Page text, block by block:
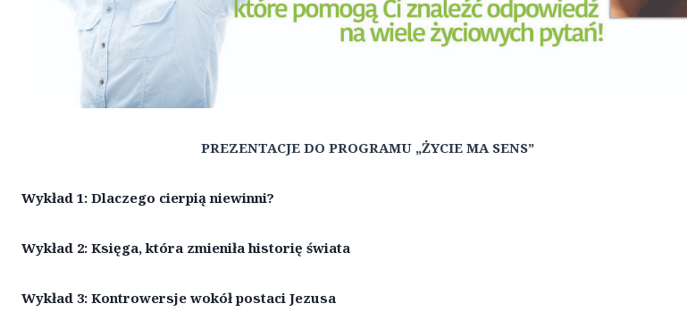
PREZENTACJE DO PROGRAMU „ŻYCIE MA SENS”
Wykład 1: Dlaczego cierpią niewinni?
Wykład 2: Księga, która zmieniła historię świata
Wykład 3: Kontrowersje wokół postaci Jezusa